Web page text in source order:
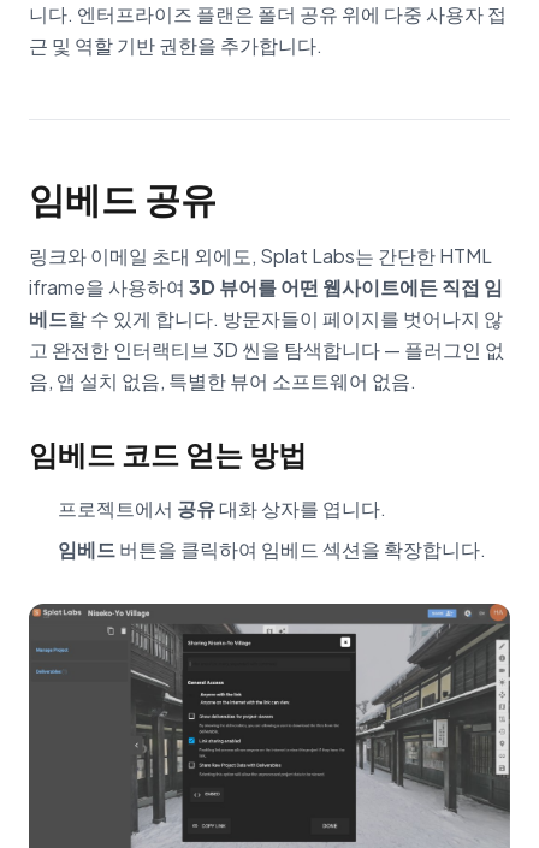
니다. 엔터프라이즈 플랜은 폴더 공유 위에 다중 사용자 접
근 및 역할 기반 권한을 추가합니다.
임베드 공유
링크와 이메일 초대 외에도, Splat Labs는 간단한 HTML
iframe을 사용하여 3D 뷰어를 어떤 웹사이트에든 직접 임
베드할 수 있게 합니다. 방문자들이 페이지를 벗어나지 않
고 완전한 인터랙티브 3D 씬을 탐색합니다 — 플러그인 없
음, 앱 설치 없음, 특별한 뷰어 소프트웨어 없음.
임베드 코드 얻는 방법
프로젝트에서 공유대화 상자를 엽니다.
임베드버튼을 클릭하여 임베드 섹션을 확장합니다.